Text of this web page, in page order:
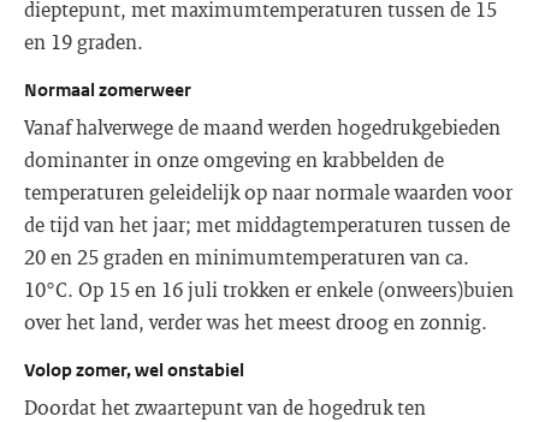
dieptepunt, met maximumtemperaturen tussen de 15
en 19 graden.
Normaal zomerweer
Vanaf halverwege de maand werden hogedrukgebieden
dominanter in onze omgeving en krabbelden de
temperaturen geleidelijk op naar normale waarden voor
de tijd van het jaar; met middagtemperaturen tussen de
20 en 25 graden en minimumtemperaturen van ca.
10°C. Op 15 en 16 juli trokken er enkele (onweers)buien
over het land, verder was het meest droog en zonnig.
Volop zomer, wel onstabiel
Doordat het zwaartepunt van de hogedruk ten